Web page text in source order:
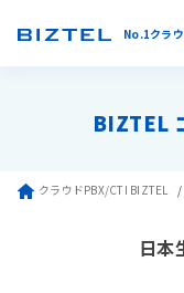
No.1クラ
BIZTEL
クラウドPBX/CTI BIZTEL
日本